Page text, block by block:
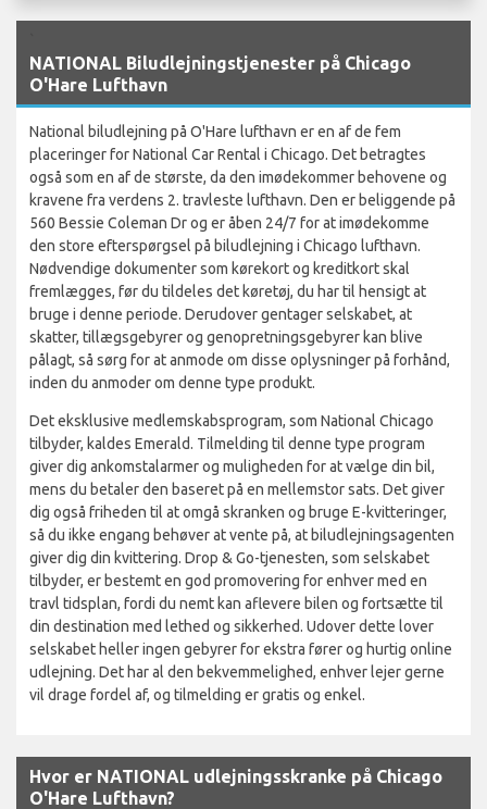
NATIONAL Biludlejningstjenester på Chicago
O'Hare Lufthavn
National biludlejning på O'Hare lufthavn er en af de fem
placeringer for National Car Rental i Chicago. Det betragtes
også som en af de største, da den imødekommer behovene og
kravene fra verdens 2. travleste lufthavn. Den er beliggende på
560 Bessie Coleman Dr og er åben 24/7 for at imødekomme
den store efterspørgsel på biludlejning i Chicago lufthavn.
Nødvendige dokumenter som kørekort og kreditkort skal
fremlægges, før du tildeles det køretøj, du har til hensigt at
bruge i denne periode. Derudover gentager selskabet, at
skatter, tillægsgebyrer og genopretningsgebyrer kan blive
pålagt, så sørg for at anmode om disse oplysninger på forhånd,
inden du anmoder om denne type produkt.
Det eksklusive medlemskabsprogram, som National Chicago
tilbyder, kaldes Emerald. Tilmelding til denne type program
giver dig ankomstalarmer og muligheden for at vælge din bil,
mens du betaler den baseret på en mellemstor sats. Det giver
dig også friheden til at omgå skranken og bruge E-kvitteringer,
så du ikke engang behøver at vente på, at biludlejningsagenten
giver dig din kvittering. Drop & Go-tjenesten, som selskabet
tilbyder, er bestemt en god promovering for enhver med en
travl tidsplan, fordi du nemt kan aflevere bilen og fortsætte til
din destination med lethed og sikkerhed. Udover dette lover
selskabet heller ingen gebyrer for ekstra fører og hurtig online
udlejning. Det har al den bekvemmelighed, enhver lejer gerne
vil drage fordel af, og tilmelding er gratis og enkel.
Hvor er NATIONAL udlejningsskranke på Chicago
O'Hare Lufthavn?